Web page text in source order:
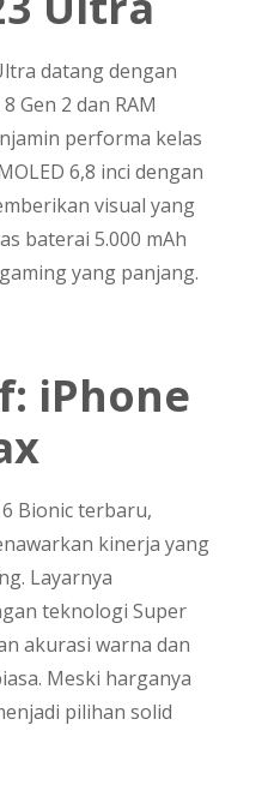
datang dengan
Gen 2 dan RAM
performa kelas
6,8 inci dengan
visual yang
baterai 5.000 mAh
yang panjang.
iPhone
Bionic terbaru,
kinerja yang
Layarnya
teknologi Super
akurasi warna dan
Meski harganya
pilihan solid